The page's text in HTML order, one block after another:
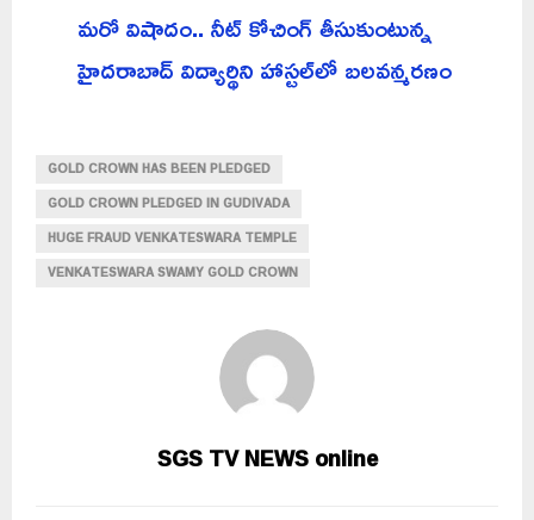
మరో విషాదం.. నీట్ కోచింగ్ తీసుకుంటున్న
హైదరాబాద్ విద్యార్థిని హాస్టల్‌లో బలవన్మరణం
GOLD CROWN HAS BEEN PLEDGED
GOLD CROWN PLEDGED IN GUDIVADA
HUGE FRAUD VENKATESWARA TEMPLE
VENKATESWARA SWAMY GOLD CROWN
SGS TV NEWS online